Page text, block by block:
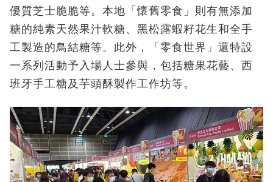
優質芝士脆脆等。本地「懷舊零食」則有無添加
糖的純素天然果汁軟糖、黑松露蝦籽花生和全手
工製造的鳥結糖等。此外，「零食世界」還特設
一系列活動予入場人士參與，包括糖果花藝、西
班牙手工糖及芋頭酥製作工作坊等。